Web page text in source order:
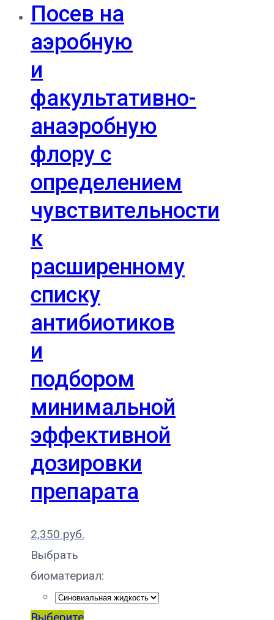
Посев на
аэробную
и
факультативно-
анаэробную
флору с
определением
чувствительности
к
расширенному
списку
антибиотиков
и
подбором
минимальной
эффективной
дозировки
препарата
2,350 руб.
Выбрать
биоматериал:
Выберите